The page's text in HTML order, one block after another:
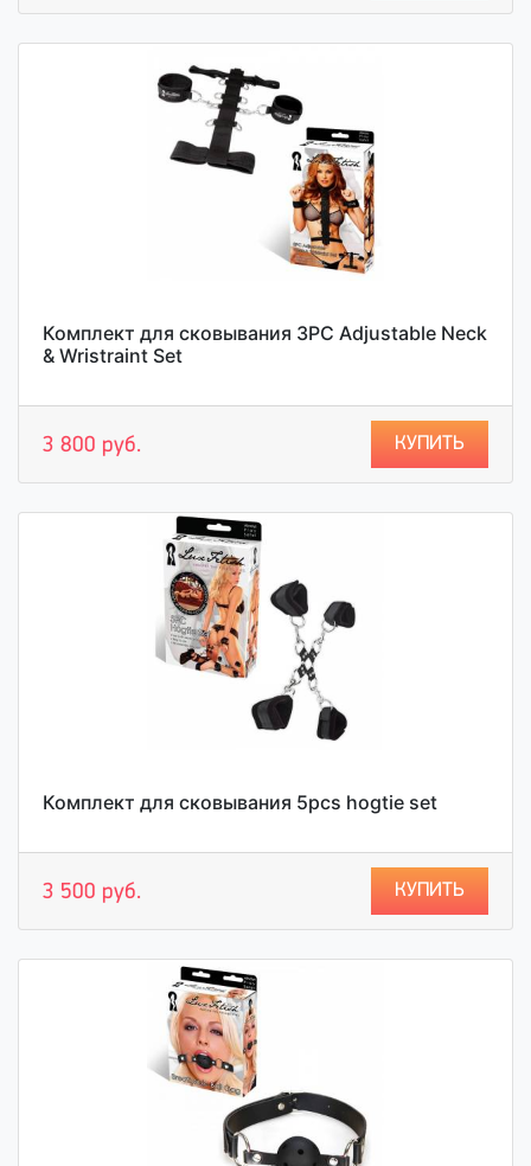
Комплект для сковывания 3PC Adjustable Neck
& Wristraint Set
3 800 руб. КУПИТЬ
Комплект для сковывания 5pcs hogtie set
3 500 руб. КУПИТЬ